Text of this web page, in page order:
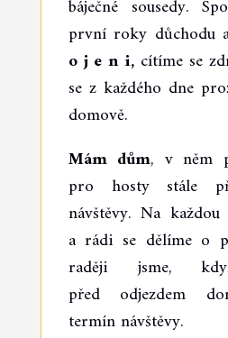
báječné sousedy.
první roky důchodu
o j e n i, cítíme se
se z každého dne
domově.
Mám dům, v něm
pro hosty stále
návštěvy. Na
a rádi se dělíme o
raději jsme,
před odjezdem
termín návštěvy.